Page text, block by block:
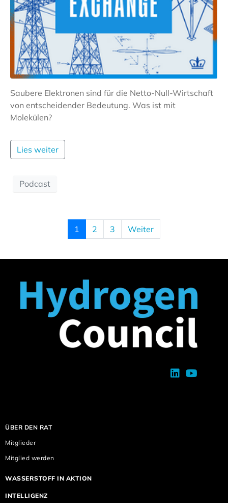
Saubere Elektronen sind für die Netto-Null-Wirtschaft
von entscheidender Bedeutung. Was ist mit
Molekülen?
Lies weiter
Podcast
1 2 3 Weiter
ÜBER DEN RAT
Mitglieder
Mitglied werden
WASSERSTOFF IN AKTION
INTELLIGENZ